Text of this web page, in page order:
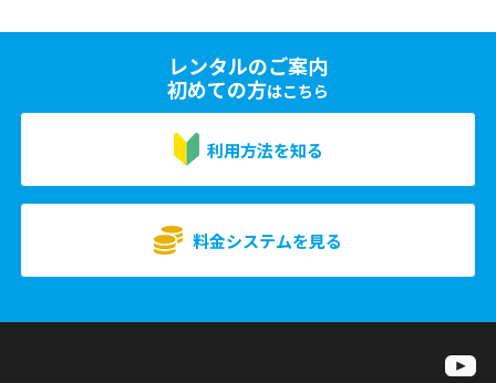
レンタルのご案内
初めての方はこちら
利用方法を知る
料金システムを見る